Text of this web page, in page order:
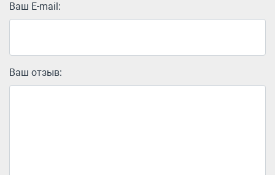
Ваш E-mail:
Ваш отзыв: